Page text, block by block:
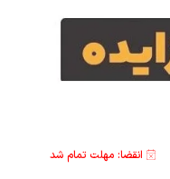
انقضا: مهلت تمام شد